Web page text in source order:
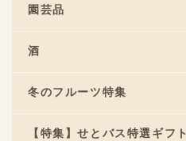
園芸品
酒
冬のフルーツ特集
【特集】せとバス特選ギフト